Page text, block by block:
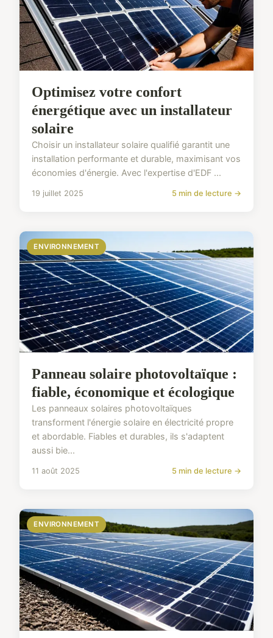
Optimisez votre confort
énergétique avec un installateur
solaire
Choisir un installateur solaire qualifié garantit une
installation performante et durable, maximisant vos
économies d'énergie. Avec l'expertise d'EDF ...
19 juillet 2025 5 min de lecture →
ENVIRONNEMENT
Panneau solaire photovoltaïque :
fiable, économique et écologique
Les panneaux solaires photovoltaïques
transforment l'énergie solaire en électricité propre
et abordable. Fiables et durables, ils s'adaptent
aussi bie...
11 août 2025 5 min de lecture →
ENVIRONNEMENT